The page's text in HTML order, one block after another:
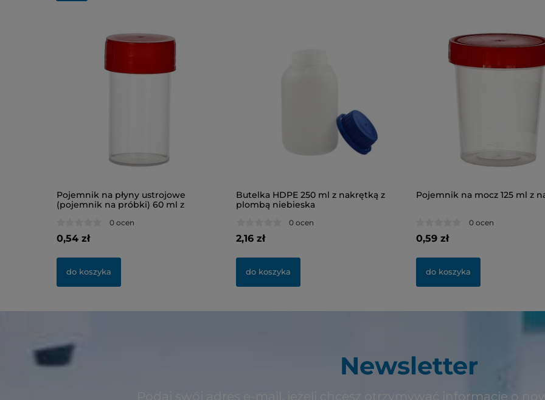
Pojemnik na płyny ustrojowe
(pojemnik na próbki) 60 ml z
0 ocen
0,54 zł
do koszyka
Butelka HDPE 250 ml z nakrętką z
plombą niebieska
0 ocen
2,16 zł
do koszyka
Pojemnik na mocz 125 ml z
0 ocen
0,59 zł
do koszyka
Newsletter
Podaj swój adres e-mail, jeżeli chcesz otrzymywać informacje o